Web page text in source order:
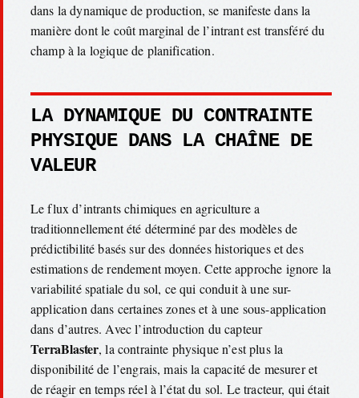
dans la dynamique de production, se manifeste dans la
manière dont le coût marginal de l’intrant est transféré du
champ à la logique de planification.
LA DYNAMIQUE DU CONTRAINTE
PHYSIQUE DANS LA CHAÎNE DE
VALEUR
Le flux d’intrants chimiques en agriculture a
traditionnellement été déterminé par des modèles de
prédictibilité basés sur des données historiques et des
estimations de rendement moyen. Cette approche ignore la
variabilité spatiale du sol, ce qui conduit à une sur-
application dans certaines zones et à une sous-application
dans d’autres. Avec l’introduction du capteur
TerraBlaster, la contrainte physique n’est plus la
disponibilité de l’engrais, mais la capacité de mesurer et
de réagir en temps réel à l’état du sol. Le tracteur, qui était